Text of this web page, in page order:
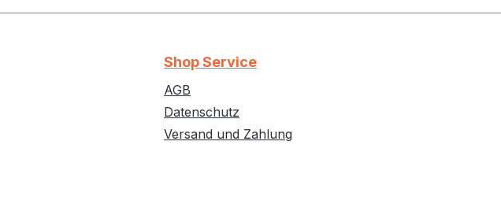
Shop Service
AGB
Datenschutz
Versand und Zahlung